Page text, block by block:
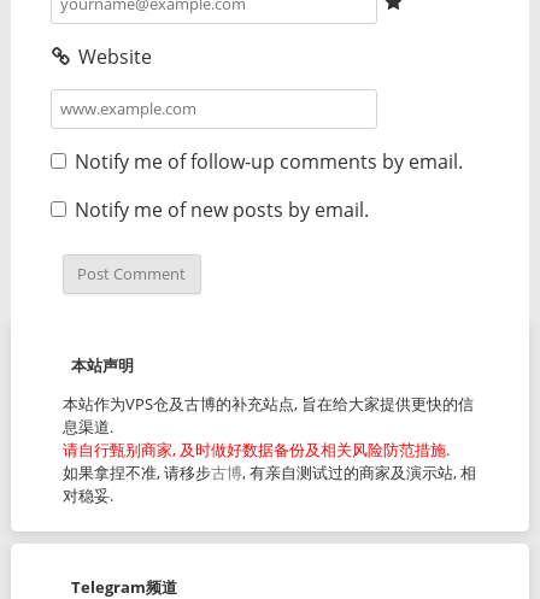
Website
Notify me of follow-up comments by email.
Notify me of new posts by email.
本站声明
本站作为VPS仓及古博的补充站点, 旨在给大家提供更快的信
息渠道.
请自行甄别商家, 及时做好数据备份及相关风险防范措施.
如果拿捏不准, 请移步古博, 有亲自测试过的商家及演示站, 相
对稳妥.
Telegram频道